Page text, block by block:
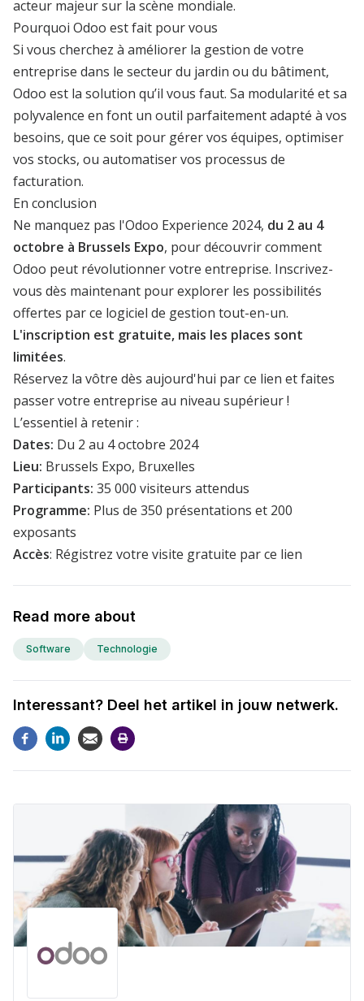
acteur majeur sur la scène mondiale.
Pourquoi Odoo est fait pour vous
Si vous cherchez à améliorer la gestion de votre
entreprise dans le secteur du jardin ou du bâtiment,
Odoo est la solution qu’il vous faut. Sa modularité et sa
polyvalence en font un outil parfaitement adapté à vos
besoins, que ce soit pour gérer vos équipes, optimiser
vos stocks, ou automatiser vos processus de
facturation.
En conclusion
Ne manquez pas l'Odoo Experience 2024, du 2 au 4
octobre à Brussels Expo, pour découvrir comment
Odoo peut révolutionner votre entreprise. Inscrivez-
vous dès maintenant pour explorer les possibilités
offertes par ce logiciel de gestion tout-en-un.
L'inscription est gratuite, mais les places sont
limitées.
Réservez la vôtre dès aujourd'hui par ce lien et faites
passer votre entreprise au niveau supérieur !
L’essentiel à retenir :
Dates: Du 2 au 4 octobre 2024
Lieu: Brussels Expo, Bruxelles
Participants: 35 000 visiteurs attendus
Programme: Plus de 350 présentations et 200
exposants
Accès: Régistrez votre visite gratuite par ce lien
Read more about
Software Technologie
Interessant? Deel het artikel in jouw netwerk.